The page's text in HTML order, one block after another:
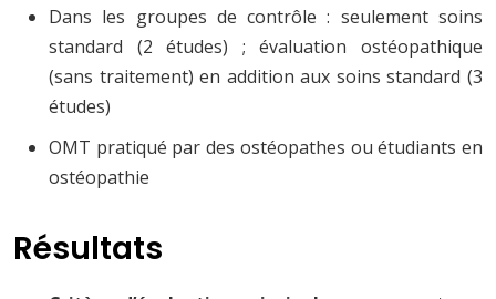
Dans les groupes de contrôle : seulement soins
standard (2 études) ; évaluation ostéopathique
(sans traitement) en addition aux soins standard (3
études)
OMT pratiqué par des ostéopathes ou étudiants en
ostéopathie
Résultats